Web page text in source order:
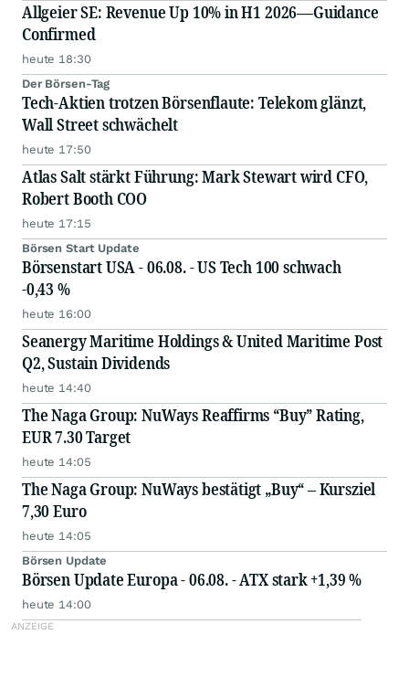
Allgeier SE: Revenue Up 10% in H1 2026—Guidance
Confirmed
heute 18:30
Der Börsen-Tag
Tech-Aktien trotzen Börsenflaute: Telekom glänzt,
Wall Street schwächelt
heute 17:50
Atlas Salt stärkt Führung: Mark Stewart wird CFO,
Robert Booth COO
heute 17:15
Börsen Start Update
Börsenstart USA - 06.08. - US Tech 100 schwach
-0,43 %
heute 16:00
Seanergy Maritime Holdings & United Maritime Post
Q2, Sustain Dividends
heute 14:40
The Naga Group: NuWays Reaffirms “Buy” Rating,
EUR 7.30 Target
heute 14:05
The Naga Group: NuWays bestätigt „Buy“ – Kursziel
7,30 Euro
heute 14:05
Börsen Update
Börsen Update Europa - 06.08. - ATX stark +1,39 %
heute 14:00